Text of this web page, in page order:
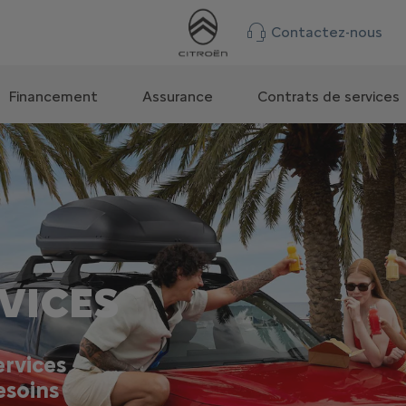
Contactez-nous
Financement Assurance Contrats de services